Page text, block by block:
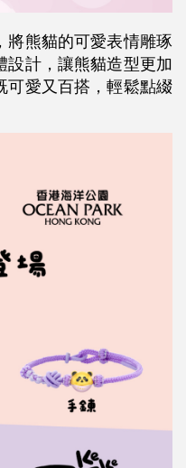
將熊貓的可愛表情雕琢
設計，讓熊貓造型更加
可愛又百搭，輕鬆點綴